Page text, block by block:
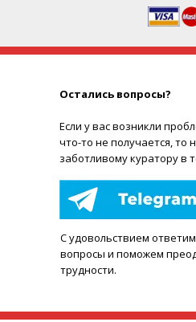
Остались вопросы?
Если у вас возникли
что-то не получается,
заботливому куратору в
С удовольствием
вопросы и поможем
трудности.